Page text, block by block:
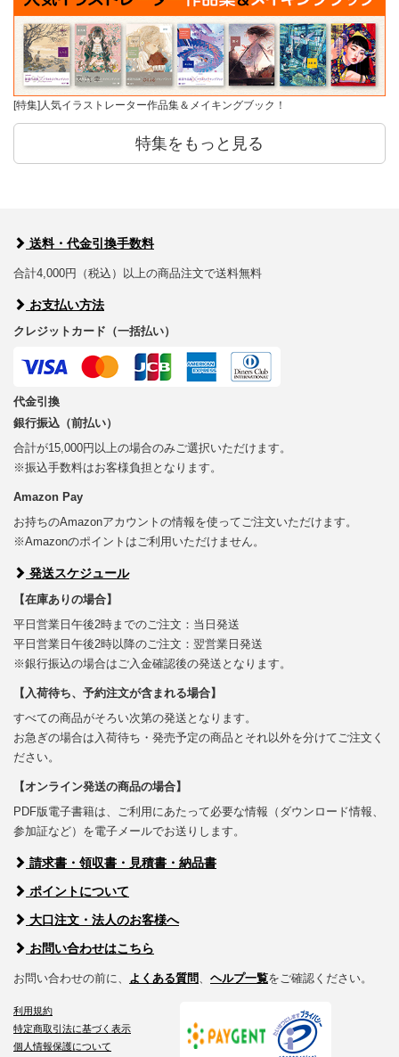
[特集]人気イラストレーター作品集＆メイキングブック！
特集をもっと見る
送料・代金引換手数料
合計4,000円（税込）以上の商品注文で送料無料
お支払い方法
クレジットカード（一括払い）
代金引換
銀行振込（前払い）
合計が15,000円以上の場合のみご選択いただけます。
※振込手数料はお客様負担となります。
Amazon Pay
お持ちのAmazonアカウントの情報を使ってご注文いただけます。
※Amazonのポイントはご利用いただけません。
発送スケジュール
【在庫ありの場合】
平日営業日午後2時までのご注文：当日発送
平日営業日午後2時以降のご注文：翌営業日発送
※銀行振込の場合はご入金確認後の発送となります。
【入荷待ち、予約注文が含まれる場合】
すべての商品がそろい次第の発送となります。
お急ぎの場合は入荷待ち・発売予定の商品とそれ以外を分けてご注文く
ださい。
【オンライン発送の商品の場合】
PDF版電子書籍は、ご利用にあたって必要な情報（ダウンロード情報、
参加証など）を電子メールでお送りします。
請求書・領収書・見積書・納品書
ポイントについて
大口注文・法人のお客様へ
お問い合わせはこちら
お問い合わせの前に、 よくある質問、 ヘルプ一覧をご確認ください。
利用規約
特定商取引法に基づく表示
個人情報保護について